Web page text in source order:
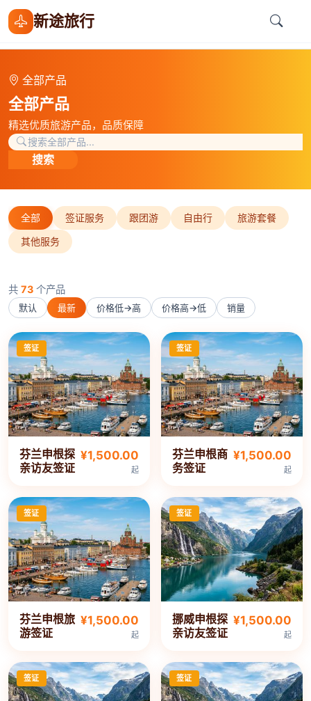
新途旅行
全部产品
全部产品
精选优质旅游产品，品质保障
搜索
全部 签证服务 跟团游 自由行
旅游套餐
其他服务
共 73 个产品
默认 最新 价格低→高 价格高→低 销量
签证
芬兰申根探
亲访友签证
¥1,500.00
起
签证
芬兰申根商
务签证
¥1,500.00
起
签证
芬兰申根旅
游签证
¥1,500.00
起
签证
挪威申根探
亲访友签证
¥1,500.00
起
签证 签证